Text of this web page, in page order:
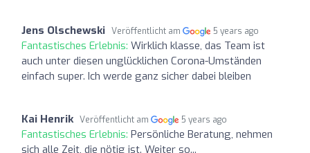
Jens Olschewski Veröffentlicht am 5 years ago
Fantastisches Erlebnis: Wirklich klasse, das Team ist
auch unter diesen unglücklichen Corona-Umständen
einfach super. Ich werde ganz sicher dabei bleiben
Kai Henrik Veröffentlicht am 5 years ago
Fantastisches Erlebnis: Persönliche Beratung, nehmen
sich alle Zeit, die nötig ist. Weiter so...